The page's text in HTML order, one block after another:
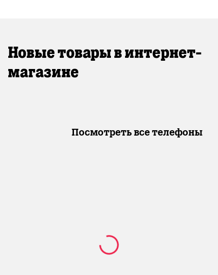
Новые товары в интернет-
магазине
Посмотреть все телефоны